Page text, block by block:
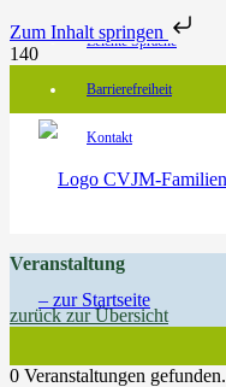
Zum Inhalt springen
Leichte Sprache
Barrierefreiheit
Kontakt
Veranstaltung
zurück zur Übersicht
0 Veranstaltungen gefunden.